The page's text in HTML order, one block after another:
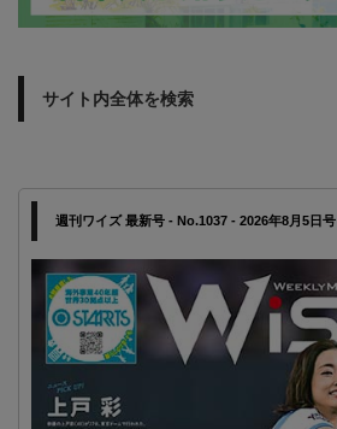
サイト内全体を検索
週刊ワイズ 最新号 - No.1037 - 2026年8月5日号